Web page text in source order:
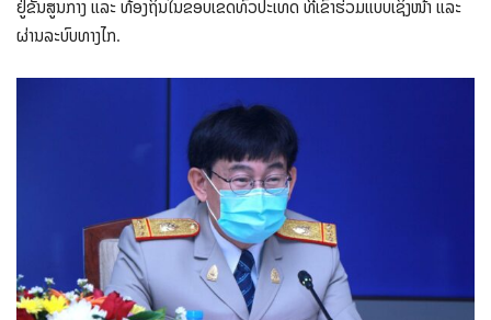
ຢູ່ຂັ້ນສູນກາງ ແລະ ທ້ອງຖິ່ນໃນຂອບເຂດທົ່ວປະເທດ ທີ່ເຂົ້າຮ່ວມແບບເຊິ່ງໜ້າ ແລະ
ຜ່ານລະບົບທາງໄກ.